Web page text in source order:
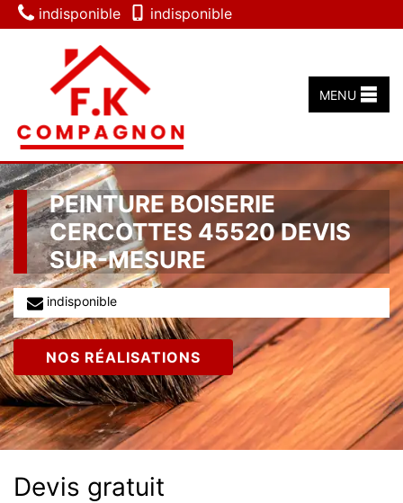
indisponible indisponible
MENU
PEINTURE BOISERIE
CERCOTTES 45520 DEVIS
SUR-MESURE
indisponible
NOS RÉALISATIONS
Devis gratuit